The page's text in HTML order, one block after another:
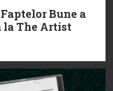
Bune a
The Artist